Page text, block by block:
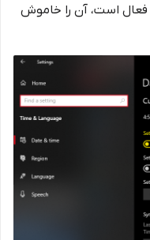
فعال است، آن را خاموش